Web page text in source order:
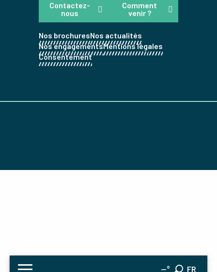
--° FR
EN
Contactez-
nous
Comment
venir ?
Nos brochuresNos actualités
Nos engagementsMentions légales
Consentement